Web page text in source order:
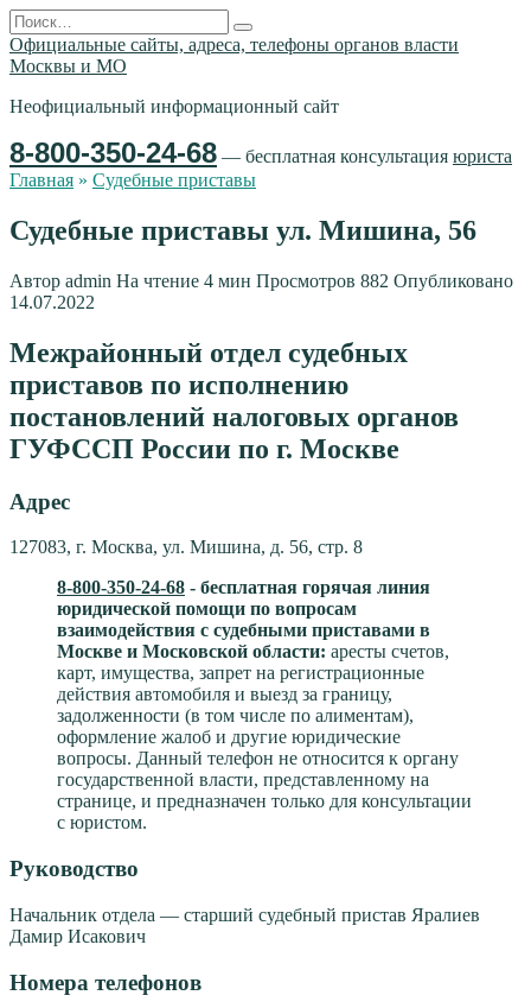
Перейти
к
содержанию
Search
for:
Официальные сайты, адреса, телефоны органов власти
Москвы и МО
Неофициальный информационный сайт
8-800-350-24-68 — бесплатная консультация юриста
Главная » Судебные приставы
Судебные приставы ул. Мишина, 56
Автор admin На чтение 4 мин Просмотров 882 Опубликовано
14.07.2022
Межрайонный отдел судебных
приставов по исполнению
постановлений налоговых органов
ГУФССП России по г. Москве
Адрес
127083, г. Москва, ул. Мишина, д. 56, стр. 8
8-800-350-24-68 - бесплатная горячая линия
юридической помощи по вопросам
взаимодействия с судебными приставами в
Москве и Московской области: аресты счетов,
карт, имущества, запрет на регистрационные
действия автомобиля и выезд за границу,
задолженности (в том числе по алиментам),
оформление жалоб и другие юридические
вопросы. Данный телефон не относится к органу
государственной власти, представленному на
странице, и предназначен только для консультации
с юристом.
Руководство
Начальник отдела — старший судебный пристав Яралиев
Дамир Исакович
Номера телефонов